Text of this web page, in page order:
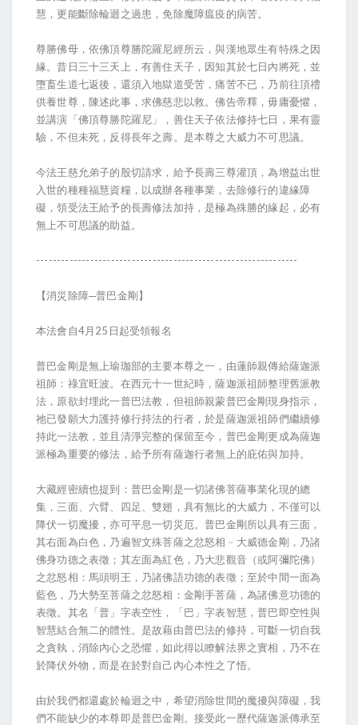
慧，更能斷除輪迴之過患，免除魔障瘟疫的病苦。
尊勝佛母，依佛頂尊勝陀羅尼經所云，與漢地眾生有特殊之因
緣。昔日三十三天上，有善住天子，因知其於七日內將死，並
墮畜生道七返後，還須入地獄道受苦，痛苦不已，乃前往頂禮
供養世尊，陳述此事，求佛慈悲以救。佛告帝釋，毋庸憂懼，
並講演「佛頂尊勝陀羅尼」，善住天子依法修持七日，果有靈
驗，不但未死，反得長年之壽。是本尊之大威力不可思議。
今法王慈允弟子的殷切請求，給予長壽三尊灌頂，為增益出世
入世的種種福慧資糧，以成辦各種事業，去除修行的違緣障
礙，領受法王給予的長壽修法加持，是極為殊勝的緣起，必有
無上不可思議的助益。
---------------------------------------------------------------
【消災除障─普巴金剛】
本法會自4月25日起受領報名
普巴金剛是無上瑜珈部的主要本尊之一，由蓮師親傳給薩迦派
祖師：祿宜旺波。在西元十一世紀時，薩迦派祖師整理舊派教
法，原欲封埋此一普巴法教，但祖師親蒙普巴金剛現身指示，
祂已發願大力護持修行持法的行者，於是薩迦派祖師們繼續修
持此一法教，並且清淨完整的保留至今，普巴金剛更成為薩迦
派極為重要的修法，給予所有薩迦行者無上的庇佑與加持。
大藏經密續也提到：普巴金剛是一切諸佛菩薩事業化現的總
集，三面、六臂、四足、雙翅，具有無比的大威力，不僅可以
降伏一切魔擾，亦可平息一切災厄。普巴金剛所以具有三面，
其右面為白色，乃遍智文殊菩薩之忿怒相﹣大威德金剛，乃諸
佛身功德之表徵；其左面為紅色，乃大悲觀音（或阿彌陀佛）
之忿怒相：馬頭明王，乃諸佛語功德的表徵；至於中間一面為
藍色，乃大勢至菩薩之忿怒相：金剛手菩薩，為諸佛意功德的
表徵。其名「普」字表空性，「巴」字表智慧，普巴即空性與
智慧結合無二的體性。是故藉由普巴法的修持，可斷一切自我
之貪執，消除內心之恐懼，如此得以瞭解法界之實相，乃不在
於降伏外物，而是在於對自己內心本性之了悟。
由於我們都還處於輪迴之中，希望消除世間的魔擾與障礙，我
們不能缺少的本尊即是普巴金剛。接受此一歷代薩迦派傳承至